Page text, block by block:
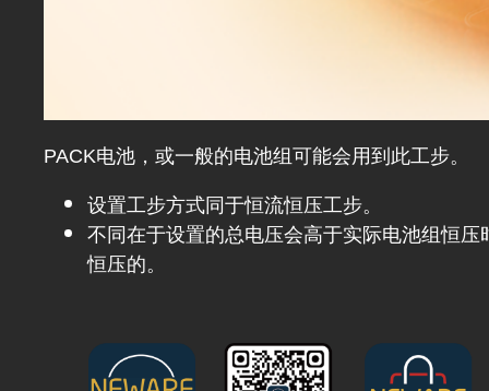
PACK电池，或一般的电池组可能会用到此工步。
设置工步方式同于恒流恒压工步。
不同在于设置的总电压会高于实际电池组恒
恒压的。